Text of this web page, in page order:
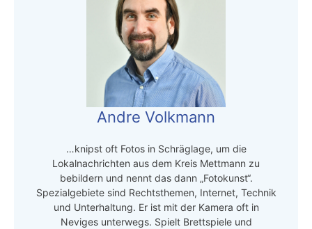
Andre Volkmann
…knipst oft Fotos in Schräglage, um die
Lokalnachrichten aus dem Kreis Mettmann zu
bebildern und nennt das dann „Fotokunst“.
Spezialgebiete sind Rechtsthemen, Internet, Technik
und Unterhaltung. Er ist mit der Kamera oft in
Neviges unterwegs. Spielt Brettspiele und